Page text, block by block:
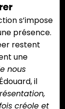
s’impose
présence.
restent
une
nous
il
créole et